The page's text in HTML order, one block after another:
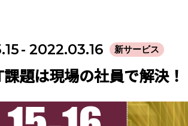
- 2022.03.16 新サービス
題は現場の社員で解決